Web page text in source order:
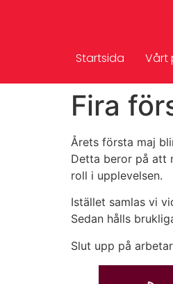
Startsida Vårt
Fira
Årets första maj
Detta beror på att
roll i upplevelsen.
Istället samlas vi
Sedan hålls
Slut upp på